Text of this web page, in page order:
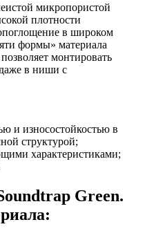
микропористой
плотности
в широком
формы» материала
монтировать
в ниши с
и износостойкостью в
структурой;
характеристиками;
Green.